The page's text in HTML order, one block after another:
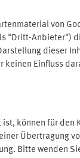
von
Anbieter")
dieser
Einfluss
können für den
Übertragung
Bitte wenden